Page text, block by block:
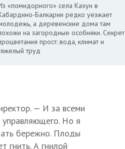
«помидорного» села Кахун в
Балкарии редко уезжает
а деревенские дома там
на загородные особняки. Секрет
прост: вода, климат и
труд
— И за всеми
Но я
бережно. Плоды
гнить. А гнилой